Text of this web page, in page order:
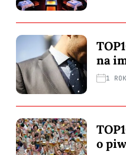
na
1
o